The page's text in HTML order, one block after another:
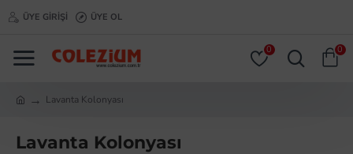
ÜYE GIRIŞI ÜYE OL
0 0
Lavanta Kolonyası
Lavanta Kolonyası